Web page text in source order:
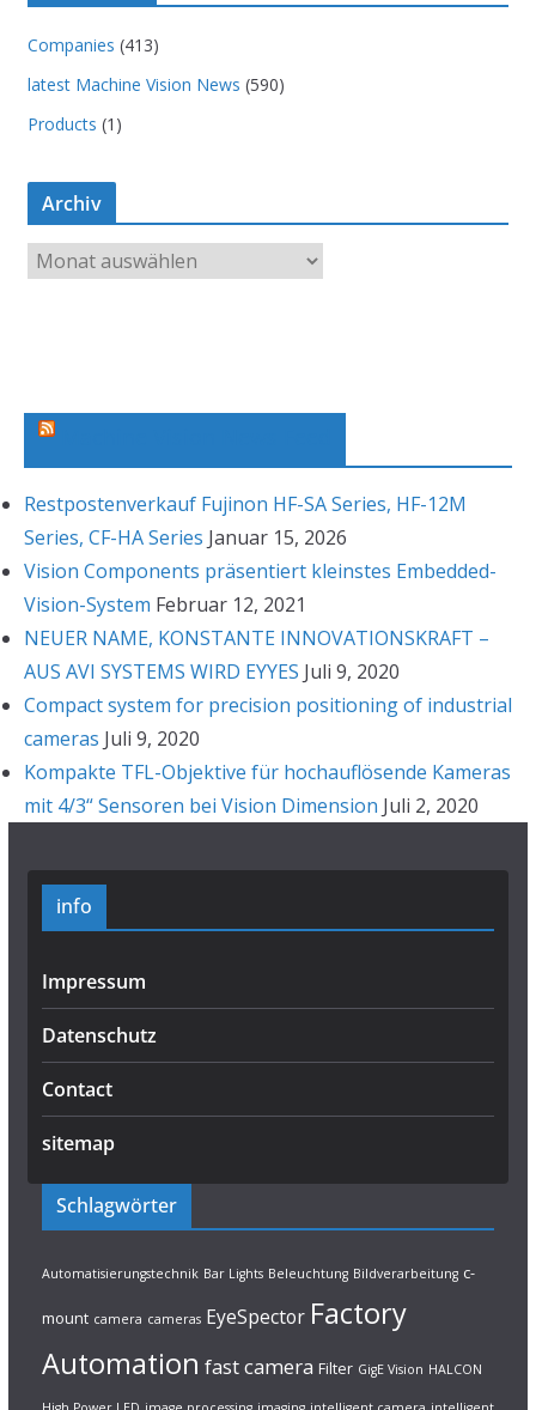
Companies (413)
latest Machine Vision News (590)
Products (1)
Archiv
r
Restpostenverkauf Fujinon HF-SA Series, HF-12M
Series, CF-HA Series Januar 15, 2026
Vision Components präsentiert kleinstes Embedded-
Vision-System Februar 12, 2021
NEUER NAME, KONSTANTE INNOVATIONSKRAFT –
AUS AVI SYSTEMS WIRD EYYES Juli 9, 2020
Compact system for precision positioning of industrial
cameras Juli 9, 2020
Kompakte TFL-Objektive für hochauflösende Kameras
mit 4/3“ Sensoren bei Vision Dimension Juli 2, 2020
info
Impressum
Datenschutz
Contact
sitemap
Schlagwörter
Automatisierungstechnik Bar Lights Beleuchtung Bildverarbeitung c-
mount camera cameras EyeSpector Factory
Automation fast camera Filter GigE Vision HALCON